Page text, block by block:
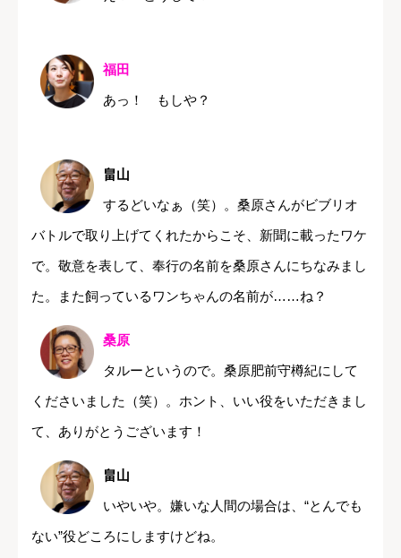
福田
あっ！ もしや？
畠山
するどいなぁ（笑）。桑原さんがビブリオ
バトルで取り上げてくれたからこそ、新聞に載ったワケ
で。敬意を表して、奉行の名前を桑原さんにちなみまし
た。また飼っているワンちゃんの名前が……ね？
桑原
タルーというので。桑原肥前守樽紀にして
くださいました（笑）。ホント、いい役をいただきまし
て、ありがとうございます！
畠山
いやいや。嫌いな人間の場合は、“とんでも
ない”役どころにしますけどね。